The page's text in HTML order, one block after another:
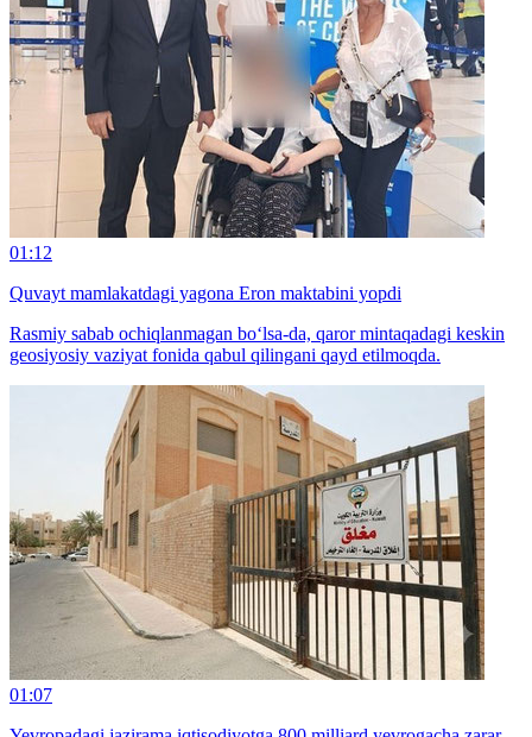
01:12
Quvayt mamlakatdagi yagona Eron maktabini yopdi
Rasmiy sabab ochiqlanmagan bo‘lsa-da, qaror mintaqadagi keskin
geosiyosiy vaziyat fonida qabul qilingani qayd etilmoqda.
01:07